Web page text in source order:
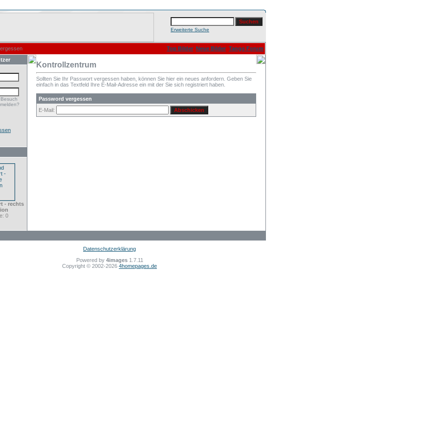
Erweiterte Suche
Top Bilder Neue Bilder Tango Forum
- rechts
0
Kontrollzentrum
Sollten Sie Ihr Passwort vergessen haben, können Sie hier ein neues anfordern. Geben Sie
einfach in das Textfeld Ihre E-Mail-Adresse ein mit der Sie sich registriert haben.
Password vergessen
E-Mail:
Datenschutzerklärung
Powered by 4images1.7.11
Copyright © 2002-2026 4homepages.de